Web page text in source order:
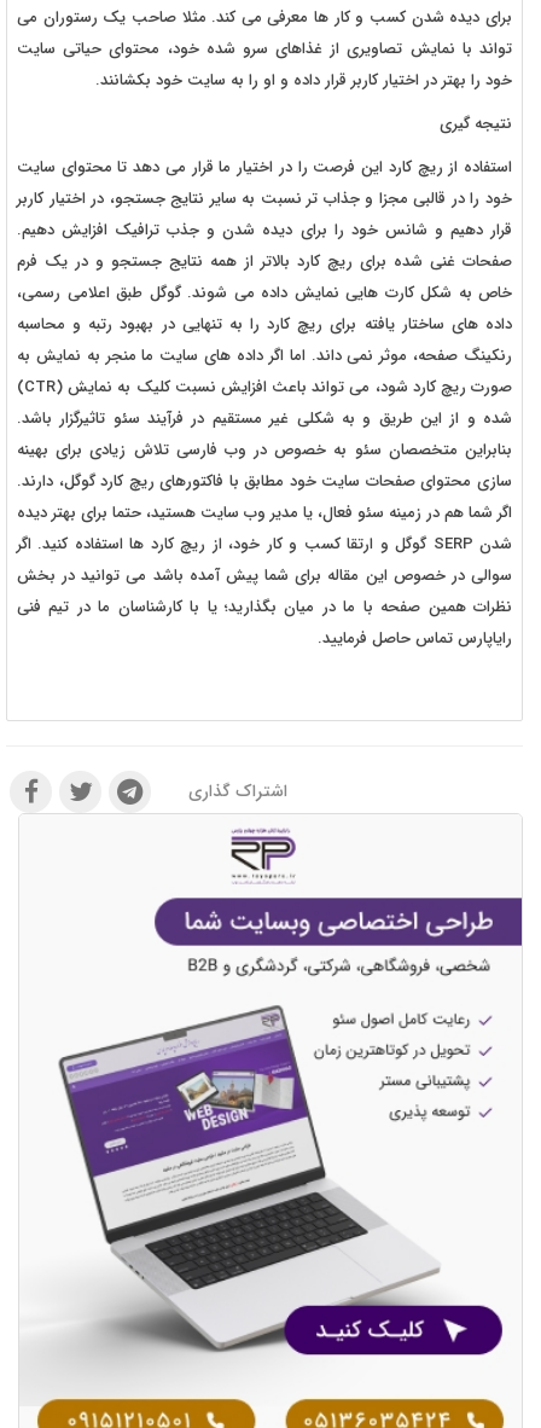
برای دیده شدن کسب و کار ها معرفی می کند. مثلا صاحب یک رستوران می
تواند با نمایش تصاویری از غذاهای سرو شده خود، محتوای حیاتی سایت
خود را بهتر در اختیار کاربر قرار داده و او را به سایت خود بکشانند.
نتیجه گیری
استفاده از ریچ کارد این فرصت را در اختیار ما قرار می دهد تا محتوای سایت
خود را در قالبی مجزا و جذاب تر نسبت به سایر نتایج جستجو، در اختیار کاربر
قرار دهیم و شانس خود را برای دیده شدن و جذب ترافیک افزایش دهیم.
صفحات غنی شده برای ریچ کارد بالاتر از همه نتایج جستجو و در یک فرم
خاص به شکل کارت هایی نمایش داده می شوند. گوگل طبق اعلامی رسمی،
داده های ساختار یافته برای ریچ کارد را به تنهایی در بهبود رتبه و محاسبه
رنکینگ صفحه، موثر نمی داند. اما اگر داده های سایت ما منجر به نمایش به
صورت ریچ کارد شود، می تواند باعث افزایش نسبت کلیک به نمایش (CTR)
شده و از این طریق و به شکلی غیر مستقیم در فرآیند سئو تاثیرگزار باشد.
بنابراین متخصصان سئو به خصوص در وب فارسی تلاش زیادی برای بهینه
سازی محتوای صفحات سایت خود مطابق با فاکتورهای ریچ کارد گوگل، دارند.
اگر شما هم در زمینه سئو فعال، یا مدیر وب سایت هستید، حتما برای بهتر دیده
شدن SERP گوگل و ارتقا کسب و کار خود، از ریچ کارد ها استفاده کنید. اگر
سوالی در خصوص این مقاله برای شما پیش آمده باشد می توانید در بخش
نظرات همین صفحه با ما در میان بگذارید؛ یا با کارشناسان ما در تیم فنی
رایاپارس تماس حاصل فرمایید.
اشتراک گذاری